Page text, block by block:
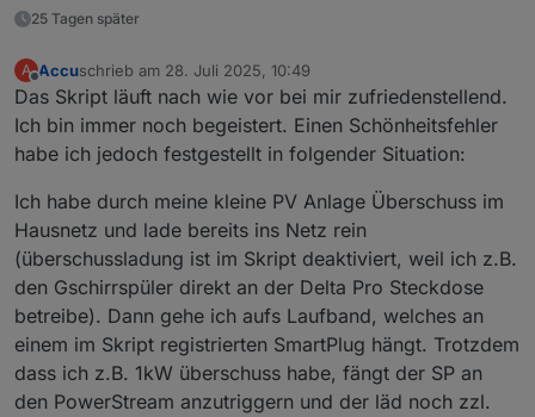
25 Tagen später
A
Offline
Accuschrieb am 28. Juli 2025, 10:49
zuletzt editiert von
Das Skript läuft nach wie vor bei mir zufriedenstellend.
Ich bin immer noch begeistert. Einen Schönheitsfehler
habe ich jedoch festgestellt in folgender Situation:
Ich habe durch meine kleine PV Anlage Überschuss im
Hausnetz und lade bereits ins Netz rein
(überschussladung ist im Skript deaktiviert, weil ich z.B.
den Gschirrspüler direkt an der Delta Pro Steckdose
betreibe). Dann gehe ich aufs Laufband, welches an
einem im Skript registrierten SmartPlug hängt. Trotzdem
dass ich z.B. 1kW überschuss habe, fängt der SP an
den PowerStream anzutriggern und der läd noch zzl.